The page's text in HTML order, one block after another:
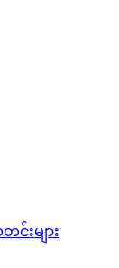
င်းများ